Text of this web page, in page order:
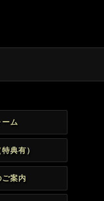
ーム
典有）
ご案内